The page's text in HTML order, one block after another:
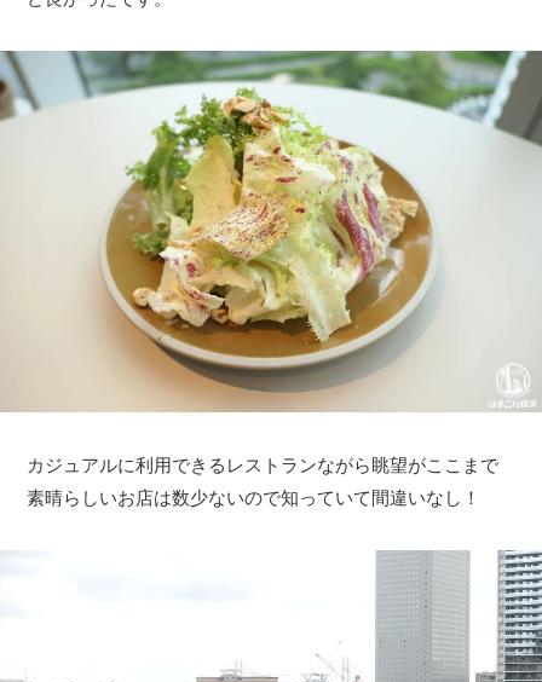
カジュアルに利用できるレストランながら眺望がここまで
素晴らしいお店は数少ないので知っていて間違いなし！